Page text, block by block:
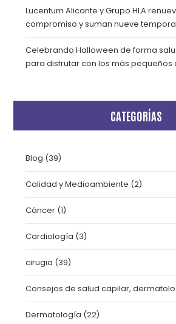
Lucentum Alicante y Grupo HLA
compromiso y suman nueve
Celebrando Halloween de forma
para disfrutar con los más pequeños
CATEGORÍAS
Blog (39)
Calidad y Medioambiente (2)
Cáncer (1)
Cardiología (3)
cirugia (39)
Consejos de salud capilar,
Dermatología (22)